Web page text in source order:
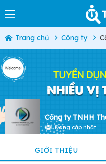
Trang chủ Công ty
Công ty TNHH
Đang cập nhật
GIỚI THIỆU